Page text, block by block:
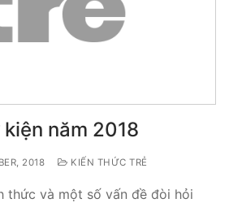
năm 2018
2018 KIẾN THỨC TRẺ
thức và một số vấn đề đòi hỏi